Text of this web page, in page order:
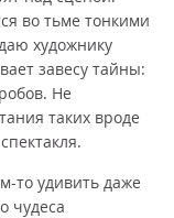
во тьме тонкими
художнику
завесу тайны:
Не
таких вроде
то удивить даже
чудеса